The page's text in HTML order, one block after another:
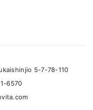
5-7-78-110
6570